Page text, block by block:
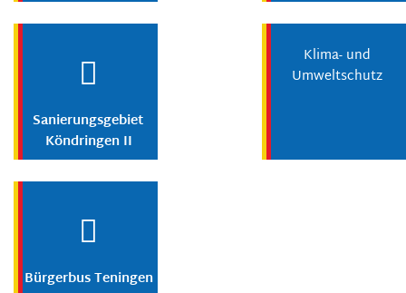
Sanierungsgebiet
Köndringen II
Klima- und
Umweltschutz
Bürgerbus Teningen